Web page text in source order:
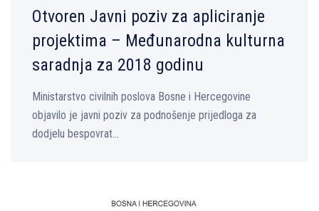
Otvoren Javni poziv za apliciranje
projektima – Međunarodna kulturna
saradnja za 2018 godinu
Ministarstvo civilnih poslova Bosne i Hercegovine
objavilo je javni poziv za podnošenje prijedloga za
dodjelu bespovrat...